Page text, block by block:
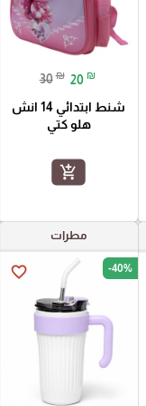
30 ₪ 20 ₪
شنط ابتدائي 14 انش
هلو كتي
add_shopping_cart
مطرات
favorite_border -40%